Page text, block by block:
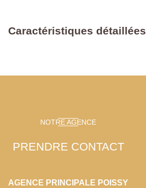
Caractéristiques détaillées
NOTRE AGENCE
PRENDRE CONTACT
AGENCE PRINCIPALE POISSY